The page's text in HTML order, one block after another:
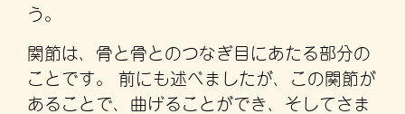
う。
関節は、骨と骨とのつなぎ目にあたる部分の
ことです。 前にも述べましたが、この関節が
あることで、曲げることができ、そしてさま